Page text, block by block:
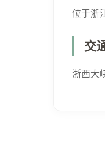
位于浙
交
浙西大